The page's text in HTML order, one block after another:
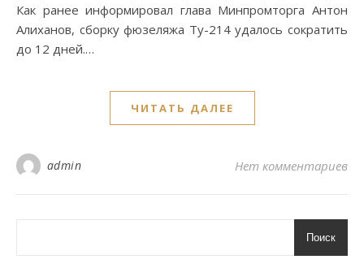
Как ранее информировал глава Минпромторга Антон
Алиханов, сборку фюзеляжа Ту-214 удалось сократить
до 12 дней.…
ЧИТАТЬ ДАЛЕЕ
admin Нет комментариев
Поиск